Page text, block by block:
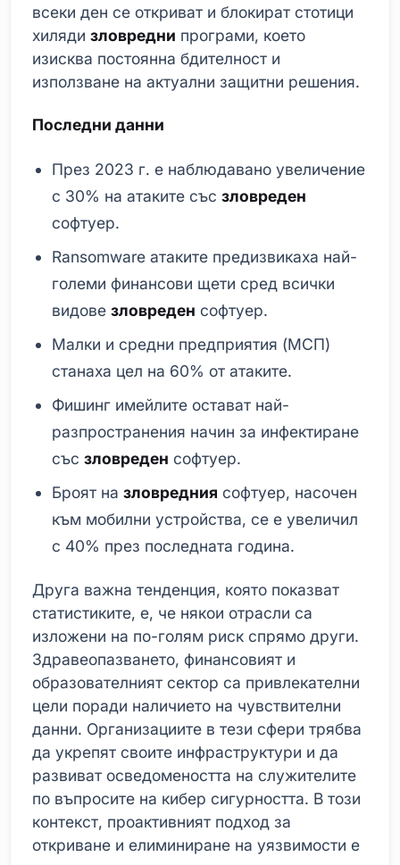
всеки ден се откриват и блокират стотици
хиляди зловредни програми, което
изисква постоянна бдителност и
използване на актуални защитни решения.
Последни данни
През 2023 г. е наблюдавано увеличение
с 30% на атаките съсзловреден
софтуер.
Ransomware атаките предизвикаха най-
големи финансови щети сред всички
видовезловреден софтуер.
Малки и средни предприятия (МСП)
станаха цел на 60% от атаките.
Фишинг имейлите остават най-
разпространения начин за инфектиране
съсзловреден софтуер.
Броят назловредния софтуер, насочен
към мобилни устройства, се е увеличил
с 40% през последната година.
Друга важна тенденция, която показват
статистиките, е, че някои отрасли са
изложени на по-голям риск спрямо други.
Здравеопазването, финансовият и
образователният сектор са привлекателни
цели поради наличието на чувствителни
данни. Организациите в тези сфери трябва
да укрепят своите инфраструктури и да
развиват осведомеността на служителите
по въпросите на кибер сигурността. В този
контекст, проактивният подход за
откриване и елиминиране на уязвимости е